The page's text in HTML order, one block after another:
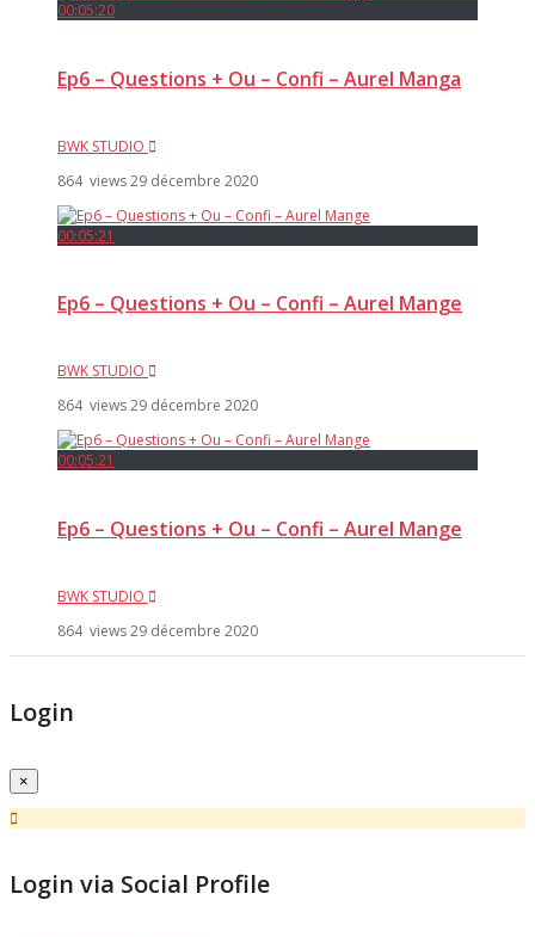
00:05:20
Ep6 – Questions + Ou – Confi – Aurel Manga
BWK STUDIO
864 views29 décembre 2020
00:05:21
Ep6 – Questions + Ou – Confi – Aurel Mange
BWK STUDIO
864 views29 décembre 2020
00:05:21
Ep6 – Questions + Ou – Confi – Aurel Mange
BWK STUDIO
864 views29 décembre 2020
Login
×
Login via Social Profile